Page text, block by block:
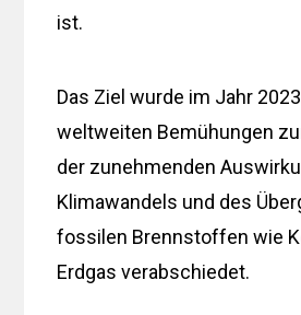
ist.
Das Ziel wurde im Jahr
weltweiten Bemühungen
der zunehmenden
Klimawandels und des
fossilen Brennstoffen wie
Erdgas verabschiedet.